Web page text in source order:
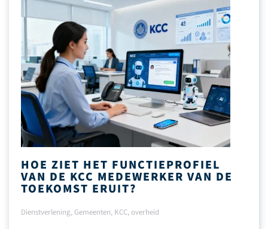
HOE ZIET HET FUNCTIEPROFIEL
VAN DE KCC MEDEWERKER VAN DE
TOEKOMST ERUIT?
Dienstverlening, Gemeenten, KCC,overheid